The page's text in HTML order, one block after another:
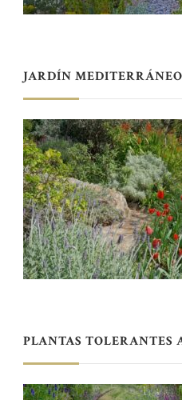
JARDÍN MEDITERRÁNEO
PLANTAS TOLERANTES